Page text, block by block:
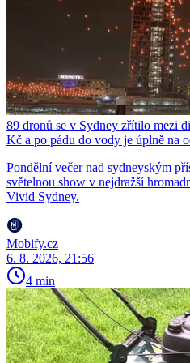
89 dronů se v Sydney zřítilo mezi
Kč a po pádu do vody je úplně na
Pondělní večer nad sydneyským
světelnou show v nejdražší
Vivid Sydney.
Mobify.cz
6. 8. 2026, 21:56
4 min